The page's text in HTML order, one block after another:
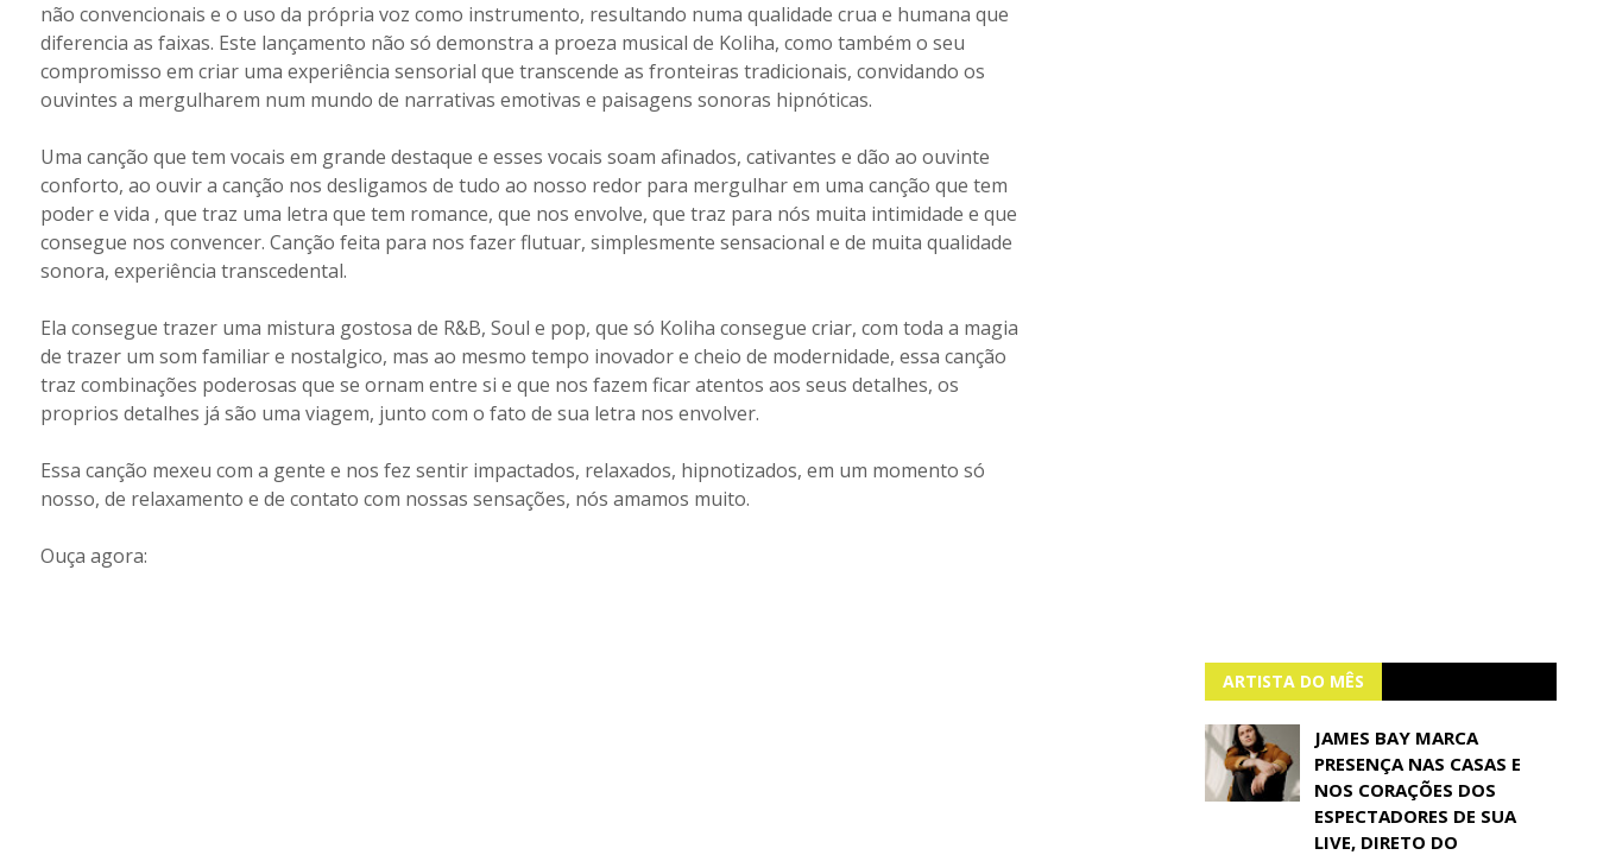
não convencionais e o uso da própria voz como instrumento, resultando numa qualidade crua e humana que
diferencia as faixas. Este lançamento não só demonstra a proeza musical de Koliha, como também o seu
compromisso em criar uma experiência sensorial que transcende as fronteiras tradicionais, convidando os
ouvintes a mergulharem num mundo de narrativas emotivas e paisagens sonoras hipnóticas.
Uma canção que tem vocais em grande destaque e esses vocais soam afinados, cativantes e dão ao ouvinte
conforto, ao ouvir a canção nos desligamos de tudo ao nosso redor para mergulhar em uma canção que tem
poder e vida , que traz uma letra que tem romance, que nos envolve, que traz para nós muita intimidade e que
consegue nos convencer. Canção feita para nos fazer flutuar, simplesmente sensacional e de muita qualidade
sonora, experiência transcedental.
Ela consegue trazer uma mistura gostosa de R&B, Soul e pop, que só Koliha consegue criar, com toda a magia
de trazer um som familiar e nostalgico, mas ao mesmo tempo inovador e cheio de modernidade, essa canção
traz combinações poderosas que se ornam entre si e que nos fazem ficar atentos aos seus detalhes, os
proprios detalhes já são uma viagem, junto com o fato de sua letra nos envolver.
Essa canção mexeu com a gente e nos fez sentir impactados, relaxados, hipnotizados, em um momento só
nosso, de relaxamento e de contato com nossas sensações, nós amamos muito.
Ouça agora:
ARTISTA DO MÊS
JAMES BAY MARCA
PRESENÇA NAS CASAS E
NOS CORAÇÕES DOS
ESPECTADORES DE SUA
LIVE, DIRETO DO